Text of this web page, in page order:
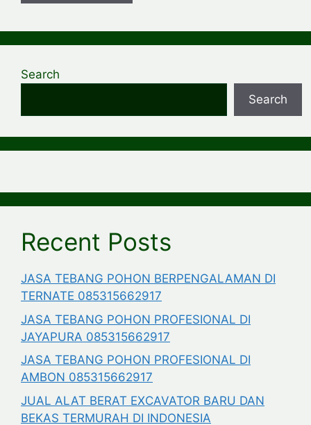
Search
Search
Recent Posts
JASA TEBANG POHON BERPENGALAMAN DI
TERNATE 085315662917
JASA TEBANG POHON PROFESIONAL DI
JAYAPURA 085315662917
JASA TEBANG POHON PROFESIONAL DI
AMBON 085315662917
JUAL ALAT BERAT EXCAVATOR BARU DAN
BEKAS TERMURAH DI INDONESIA